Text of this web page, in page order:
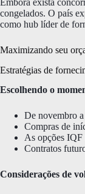
congelados. O país
como hub líder de
Maximizando seu
Estratégias de
Escolhendo o
De novembro
Compras de
As opções IQF
Contratos
Considerações de